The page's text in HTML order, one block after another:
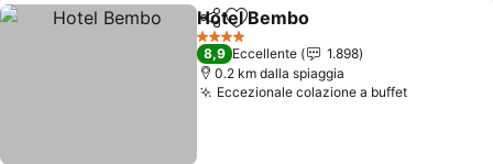
CondividiAggiungi ai preferiti
Hotel Bembo
4 Stelle
8,9 Eccellente
1.898
0.2 km dalla spiaggia
Eccezionale colazione a buffetScopri i